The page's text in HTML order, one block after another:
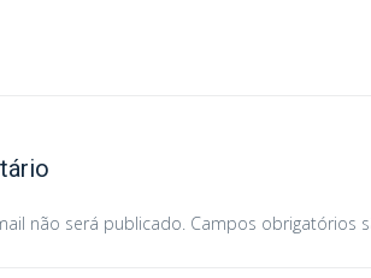
não será publicado. Campos obrigatórios